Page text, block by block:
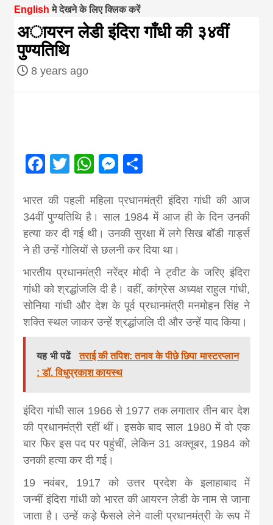
magazine of
Nepal brings
from
news,
khabar
English मे देखने के लिए क्लिक करें
अायरन लेडी इंदिरा गाँधी की ३४वीं
पुण्यतिथि
8 years ago
Facebook
Twitter
WhatsApp
Messenger
भारत की पहली महिला प्रधानमंत्री इंदिरा गांधी की आज
34वीं पुण्यतिथि है। साल 1984 में आज ही के दिन उनकी
हत्या कर दी गई थी। उनकी सुरक्षा में लगे सिख बॉडी गार्ड्स
ने ही उन्हें गोलियों से छलनी कर दिया था।
भारतीय प्रधानमंत्री नरेंद्र मोदी ने ट्वीट के जरिए इंदिरा
गांधी को श्रद्धांजलि दी है। वहीं, कांग्रेस अध्यक्ष राहुल गांधी,
सोनिया गांधी और देश के पूर्व प्रधानमंत्री मनमोहन सिंह ने
शक्ति स्थल जाकर उन्हें श्रद्धांजलि दी और उन्हें याद किया।
यह भी पढें
तराई की तपिश: तनाव के पीछे छिपा मास्टरप्लान
: डॉ. विधुप्रकाश कायस्थ
इंदिरा गांधी साल 1966 से 1977 तक लगातार तीन बार देश
की प्रधानमंत्री रहीं थीं। इसके बाद साल 1980 में वो एक
बार फिर इस पद पर पहुंचीं, लेकिन 31 अक्तूबर, 1984 को
उनकी हत्या कर दी गई।
19 नवंबर, 1917 को उत्तर प्रदेश के इलाहाबाद में
जन्मीं इंदिरा गांधी को भारत की आयरन लेडी के नाम से जाना
जाता है। उन्हें कड़े फैसले लेने वाली प्रधानमंत्री के रूप में